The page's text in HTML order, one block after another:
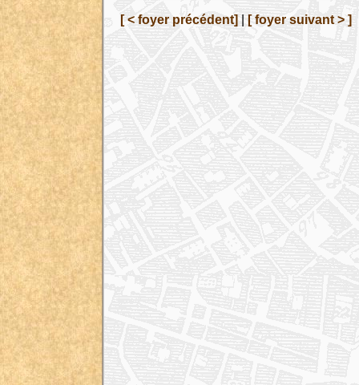
[ < foyer précédent] [ foyer suivant > ]